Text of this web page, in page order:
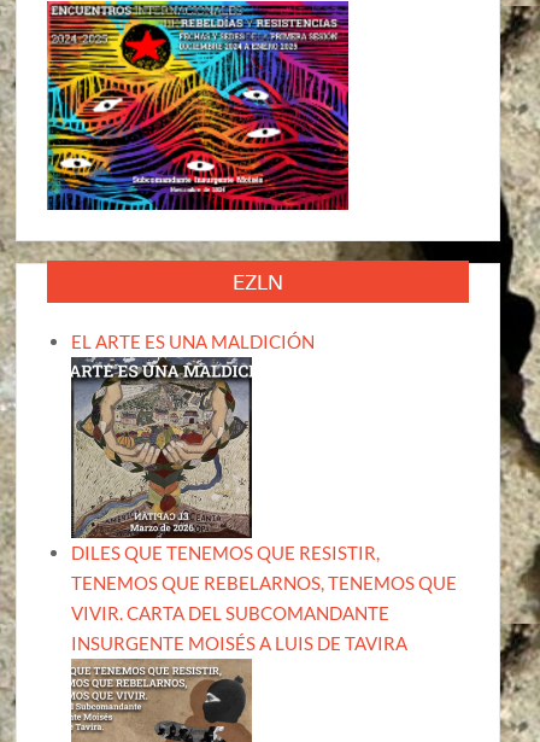
EZLN
EL ARTE ES UNA MALDICIÓN
DILES QUE TENEMOS QUE RESISTIR,
TENEMOS QUE REBELARNOS, TENEMOS QUE
VIVIR. CARTA DEL SUBCOMANDANTE
INSURGENTE MOISÉS A LUIS DE TAVIRA